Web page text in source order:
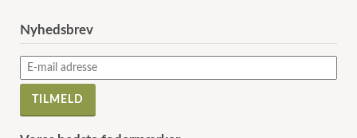
Nyhedsbrev